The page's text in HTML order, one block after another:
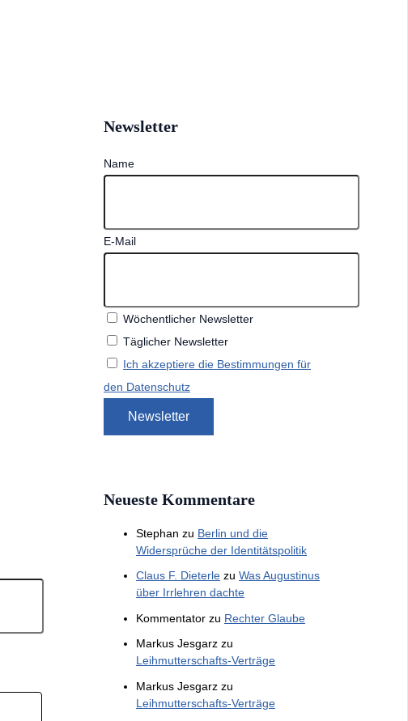
Newsletter
Name
E-Mail
Wöchentlicher Newsletter
Täglicher Newsletter
Ich akzeptiere die Bestimmungen für
den Datenschutz
Neueste Kommentare
Stephan zu Berlin und die
Widersprüche der Identitätspolitik
Claus F. Dieterle zu Was Augustinus
über Irrlehren dachte
Kommentator zu Rechter Glaube
Markus Jesgarz zu
Leihmutterschafts-Verträge
Markus Jesgarz zu
Leihmutterschafts-Verträge